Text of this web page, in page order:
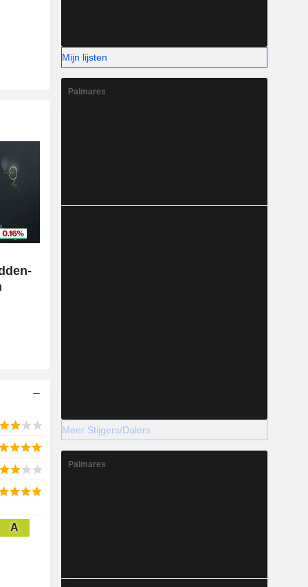
A
Mijn lijsten
Palmares
Meer Stijgers/Dalers
Palmares